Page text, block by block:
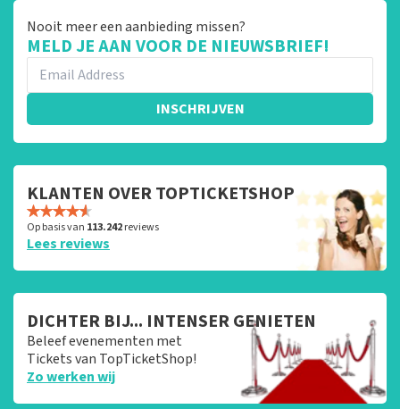
Nooit meer een aanbieding missen?
MELD JE AAN VOOR DE NIEUWSBRIEF!
INSCHRIJVEN
KLANTEN OVER TOPTICKETSHOP
Op basis van 113.242reviews
Lees reviews
DICHTER BIJ... INTENSER GENIETEN
Beleef evenementen met
Tickets van TopTicketShop!
Zo werken wij